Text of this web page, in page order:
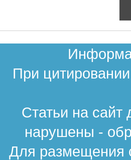
При
Статьи на
нарушены -
Для размещения